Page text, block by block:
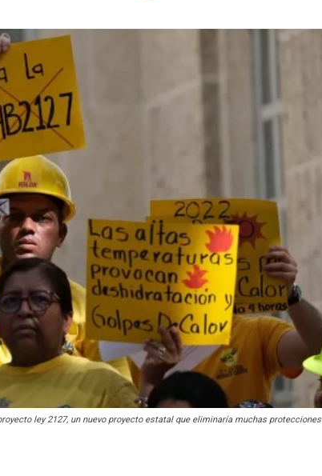
ley 2127, un nuevo proyecto estatal que eliminaría muchas protecciones